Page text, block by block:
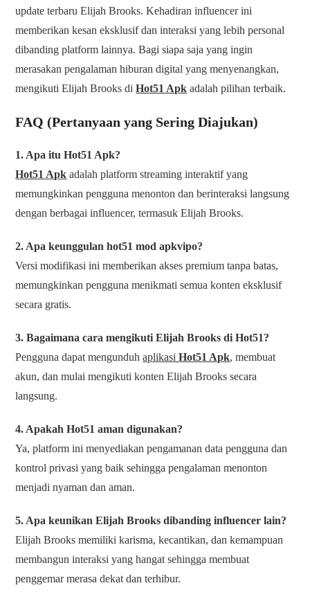
update terbaru Elijah Brooks. Kehadiran influencer ini
memberikan kesan eksklusif dan interaksi yang lebih personal
dibanding platform lainnya. Bagi siapa saja yang ingin
merasakan pengalaman hiburan digital yang menyenangkan,
mengikuti Elijah Brooks diHot51 Apk adalah pilihan terbaik.
FAQ (Pertanyaan yang Sering Diajukan)
1. Apa itu Hot51 Apk?
Hot51 Apk adalah platform streaming interaktif yang
memungkinkan pengguna menonton dan berinteraksi langsung
dengan berbagai influencer, termasuk Elijah Brooks.
2. Apa keunggulan hot51 mod apkvipo?
Versi modifikasi ini memberikan akses premium tanpa batas,
memungkinkan pengguna menikmati semua konten eksklusif
secara gratis.
3. Bagaimana cara mengikuti Elijah Brooks di Hot51?
Pengguna dapat mengunduhaplikasiHot51 Apk, membuat
akun, dan mulai mengikuti konten Elijah Brooks secara
langsung.
4. Apakah Hot51 aman digunakan?
Ya, platform ini menyediakan pengamanan data pengguna dan
kontrol privasi yang baik sehingga pengalaman menonton
menjadi nyaman dan aman.
5. Apa keunikan Elijah Brooks dibanding influencer lain?
Elijah Brooks memiliki karisma, kecantikan, dan kemampuan
membangun interaksi yang hangat sehingga membuat
penggemar merasa dekat dan terhibur.